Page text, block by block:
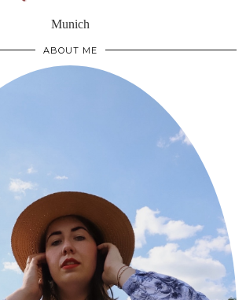
Munich
ABOUT ME